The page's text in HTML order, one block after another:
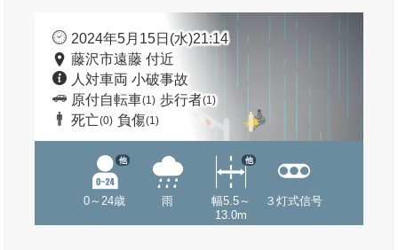
2024年5月15日(水)21:14
藤沢市遠藤 付近
人対車両 小破事故
原付自転車(1) 歩行者(1)
死亡(0) 負傷(1)
0～24歳
他
雨
幅5.5～
13.0m
他
３灯式信号